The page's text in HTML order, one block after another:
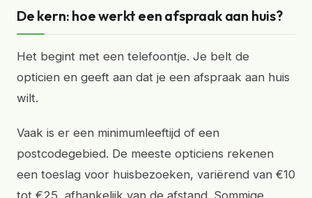
De kern: hoe werkt een afspraak aan huis?
Het begint met een telefoontje. Je belt de
opticien en geeft aan dat je een afspraak aan huis
wilt.
Vaak is er een minimumleeftijd of een
postcodegebied. De meeste opticiens rekenen
een toeslag voor huisbezoeken, variërend van €10
tot €25, afhankelijk van de afstand. Sommige